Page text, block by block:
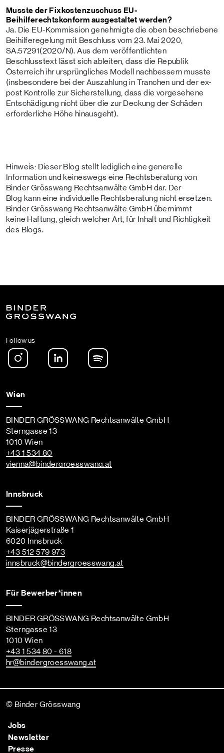
Musste der Fixkostenzuschuss EU-
Beihilferechtskonform ausgestaltet werden?
Ja. Die EU-Kommission genehmigte die oben beschriebene
Beihilferegelung mit Beschluss vom 23. Mai 2020,
SA.57291(2020/N). Aus dem veröffentlichten
Beschlusstext lässt sich ableiten, dass die Republik
Österreich ihr ursprüngliches Modell nachbessern musste
(insbesondere bei der Auszahlung in Tranchen und der ex-
post Kontrolle zur Sicherstellung, dass die vorgesehene
Entschädigung nicht über die zur Deckung der Schäden
erforderliche Höhe hinausgeht).
Hinweis: Dieser Blog stellt lediglich eine generelle
Information und keineswegs eine Rechtsberatung von
Binder Grösswang Rechtsanwälte GmbH dar. Der
Blog kann eine individuelle Rechtsberatung nicht ersetzen.
Binder Grösswang Rechtsanwälte GmbH übernimmt
keine Haftung, gleich welcher Art, für Inhalt und Richtigkeit
des Blogs.
Follow us
Instagram LinkedIn
Wien
BINDER GRÖSSWANG Rechtsanwälte GmbH
Sterngasse 13
1010 Wien
+43 1 534 80
vienna@bindergroesswang.at
Innsbruck
BINDER GRÖSSWANG Rechtsanwälte GmbH
Kaiserjägerstraße 1
6020 Innsbruck
+43 512 579 973
innsbruck@bindergroesswang.at
Für Bewerber*innen
BINDER GRÖSSWANG Rechtsanwälte GmbH
Sterngasse 13
1010 Wien
+43 1 534 80 - 618
hr@bindergroesswang.at
© Binder Grösswang
Jobs
Newsletter
Presse